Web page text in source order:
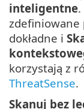
inteligentne
zdefiniowane
dokładne i
korzystają z
ThreatSense.
Skanuj bez